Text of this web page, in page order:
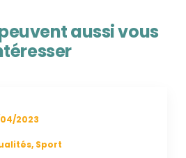
aussi vous
04/2023
, Sport